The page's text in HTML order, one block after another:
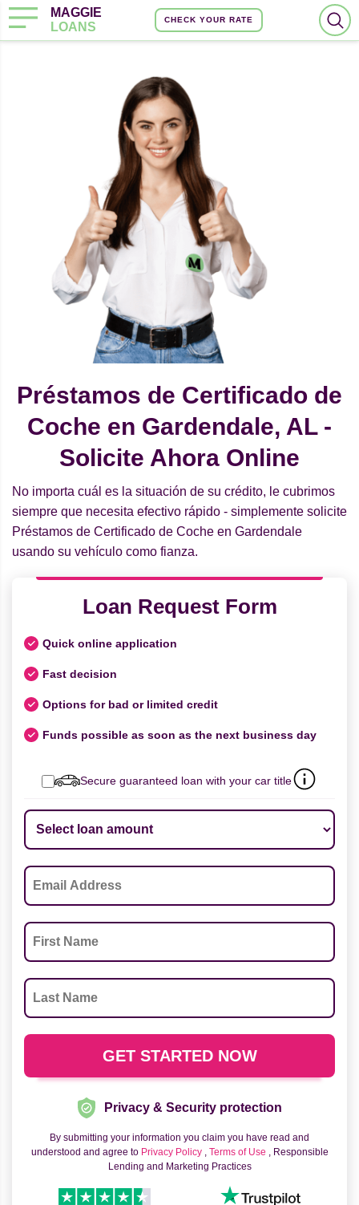
MAGGIE
LOANS
CHECK YOUR RATE
Préstamos de Certificado de
Coche en Gardendale, AL -
Solicite Ahora Online
No importa cuál es la situación de su crédito, le cubrimos
siempre que necesita efectivo rápido - simplemente solicite
Préstamos de Certificado de Coche en Gardendale
usando su vehículo como fianza.
Loan Request Form
Quick online application
Fast decision
Options for bad or limited credit
Funds possible as soon as the next business day
Secure guaranteed loan with your car title
Privacy & Security protection
By submitting your information you claim you have read and
understood and agree to Privacy Policy , Terms of Use , Responsible
Lending and Marketing Practices